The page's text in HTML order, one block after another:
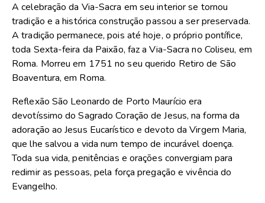
A celebração da Via-Sacra em seu interior se tornou
tradição e a histórica construção passou a ser preservada.
A tradição permanece, pois até hoje, o próprio pontífice,
toda Sexta-feira da Paixão, faz a Via-Sacra no Coliseu, em
Roma. Morreu em 1751 no seu querido Retiro de São
Boaventura, em Roma.
Reflexão São Leonardo de Porto Maurício era
devotíssimo do Sagrado Coração de Jesus, na forma da
adoração ao Jesus Eucarístico e devoto da Virgem Maria,
que lhe salvou a vida num tempo de incurável doença.
Toda sua vida, penitências e orações convergiam para
redimir as pessoas, pela força pregação e vivência do
Evangelho.